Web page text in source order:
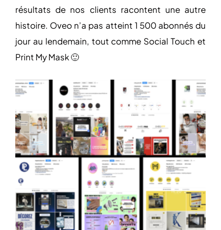
résultats de nos clients racontent une autre
histoire. Oveo n’a pas atteint 1 500 abonnés du
jour au lendemain, tout comme Social Touch et
Print My Mask 🙂